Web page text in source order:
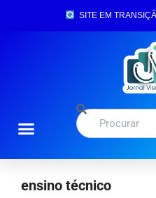
SITE EM
ensino técnico